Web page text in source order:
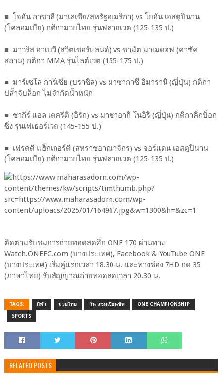
■ โจฮัน กาซาลี (มาเลเซีย/สหรัฐอเมริกา) vs โยฮัน เอสตูปินาน
(โคลอมเบีย) กติกามวยไทย รุ่นฟลายเวต (125-135 ป.)
■ มาวริส อาเบวี (สวิตเซอร์แลนด์) vs ซามัต มาเมดอฟ (คาซัค
สถาน) กติกา MMA รุ่นไลต์เวต (155-175 ป.)
■ มาร์เซโล การ์เซีย (บราซิล) vs มาซากาซึ อิมารานิ (ญี่ปุ่น) กติกา
ปล้ำจับล็อก ไม่จำกัดน้ำหนัก
■ ชากีร์ แอล เตครีติ (อิรัก) vs มาซาอากิ โนอิริ (ญี่ปุ่น) กติกาคิกบ็อก
ซิ่ง รุ่นเฟเธอร์เวต (145-155 ป.)
■ เฟรดดี แฮ็กเกอร์ตี (สหราชอาณาจักร) vs จอร์แดน เอสตูปินาน
(โคลอมเบีย) กติกามวยไทย รุ่นฟลายเวต (125-135 ป.)
ติดตามรับชมการถ่ายทอดสดศึก ONE 170 ผ่านทาง
Watch.ONEFC.com (บางประเทศ), Facebook & YouTube ONE
(บางประเทศ) เริ่มคู่แรกเวลา 18.30 น. และทางช่อง 7HD กด 35
(ภาษาไทย) รับสัญญาณถ่ายทอดสดเวลา 20.30 น.
TAGS: กีฬา มวยไทย วัน แชมเปียนชิพ ONE CHAMPIONSHIP
SPORTS
RELATED POSTS